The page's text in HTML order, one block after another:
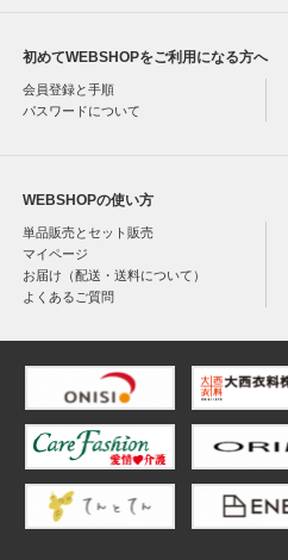
初めてWEBSHOPをご利用になる方へ
会員登録と手順
パスワードについて
WEBSHOPの使い方
単品販売とセット販売
マイページ
お届け（配送・送料について）
よくあるご質問